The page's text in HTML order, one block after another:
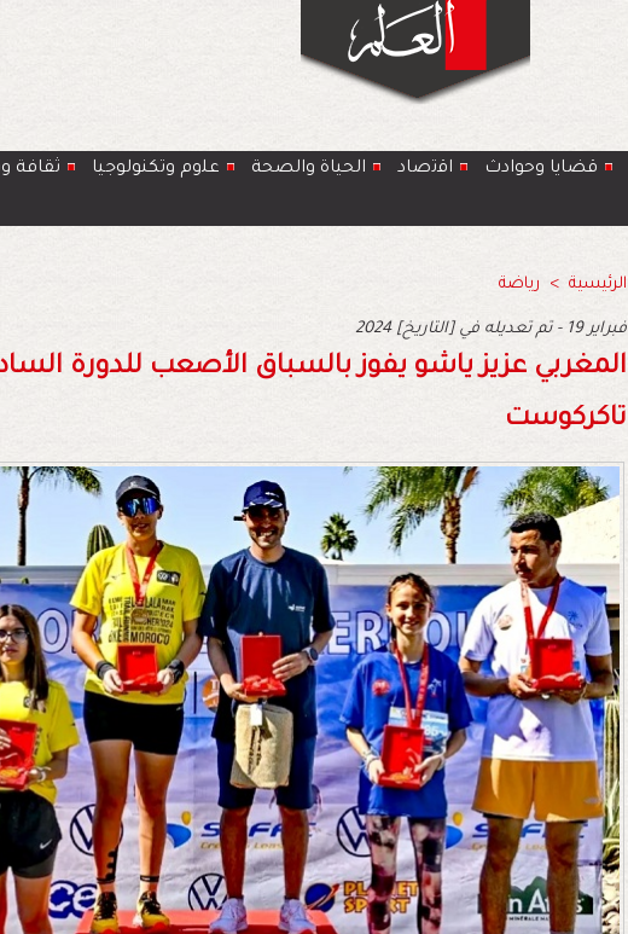
قضايا وحوادث اﻗﺗﺻﺎد الحياة والصحة ﻋﻠوم وتكنولوجيا ﺛﻘﺎﻓﺔ
الرئيسية > رياضة
2024 فبراير 19 - تم تعديله في [التاريخ]
المغربي عزيز ياشو يفوز بالسباق الأصعب للدورة
تاكركوست